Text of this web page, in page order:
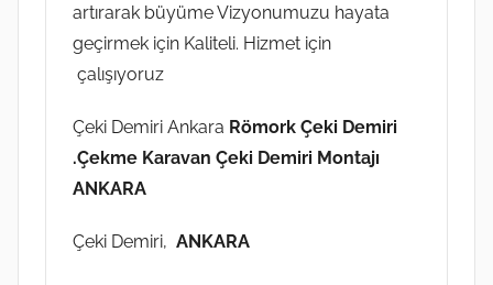
artırarak büyüme Vizyonumuzu hayata
geçirmek için Kaliteli. Hizmet için
çalışıyoruz
Çeki Demiri Ankara Römork Çeki Demiri
.Çekme Karavan Çeki Demiri Montajı
ANKARA
Çeki Demiri, ANKARA